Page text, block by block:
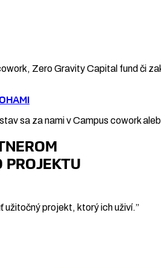
Zero Gravity Capital fund či
sa za nami v Campus cowork
PROJEKTU
užitočný projekt, ktorý ich uživí.”